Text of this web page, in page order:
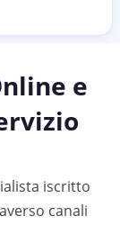
e
iscritto
canali